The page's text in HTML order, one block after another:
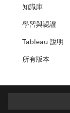
知識庫
學習與認證
Tableau 說明
所有版本